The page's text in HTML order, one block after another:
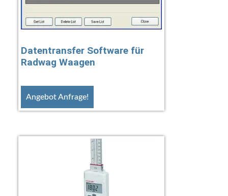
Datentransfer Software für
Radwag Waagen
Angebot Anfrage!